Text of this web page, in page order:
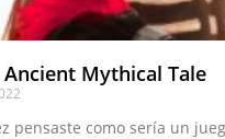
Mythical Tale
pensaste como sería un